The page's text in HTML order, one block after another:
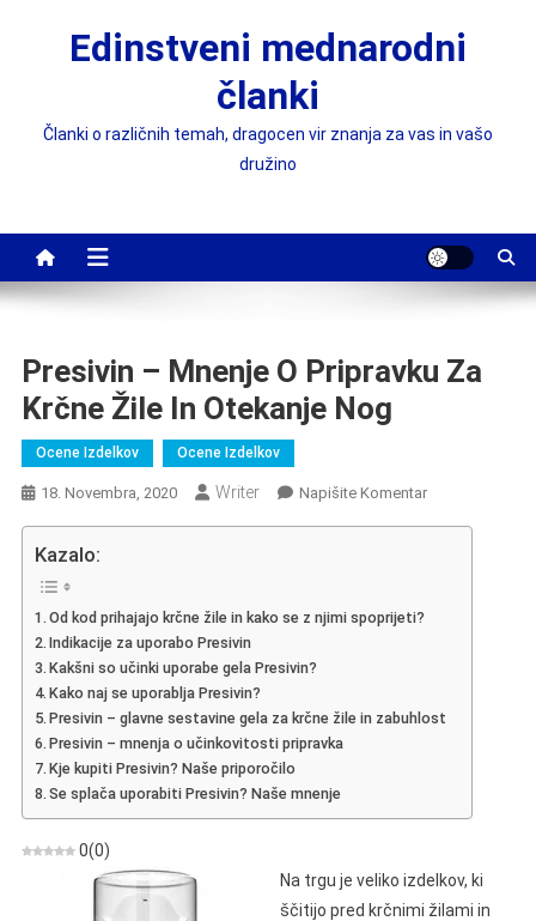
Edinstveni mednarodni
članki
Članki o različnih temah, dragocen vir znanja za vas in vašo
družino
Presivin – Mnenje O Pripravku Za
Krčne Žile In Otekanje Nog
Ocene Izdelkov Ocene Izdelkov
18. Novembra, 2020 Writer Napišite KomentarOn
Žile
Kazalo:
Od kod prihajajo krčne žile in kako se z njimi spoprijeti?
Indikacije za uporabo Presivin
Kakšni so učinki uporabe gela Presivin?
Kako naj se uporablja Presivin?
Presivin – glavne sestavine gela za krčne žile in zabuhlost
Presivin – mnenja o učinkovitosti pripravka
Kje kupiti Presivin? Naše priporočilo
Se splača uporabiti Presivin? Naše mnenje
0(0)
Na trgu je veliko izdelkov, ki
ščitijo pred krčnimi žilami in